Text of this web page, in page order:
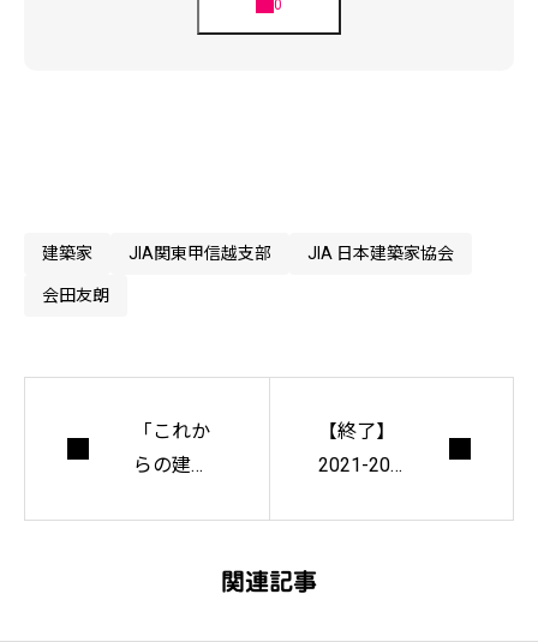
建築家 JIA関東甲信越支部 JIA 日本建築家協会
会田友朗
「これか
らの建築
【終了】
2021-202
関連記事